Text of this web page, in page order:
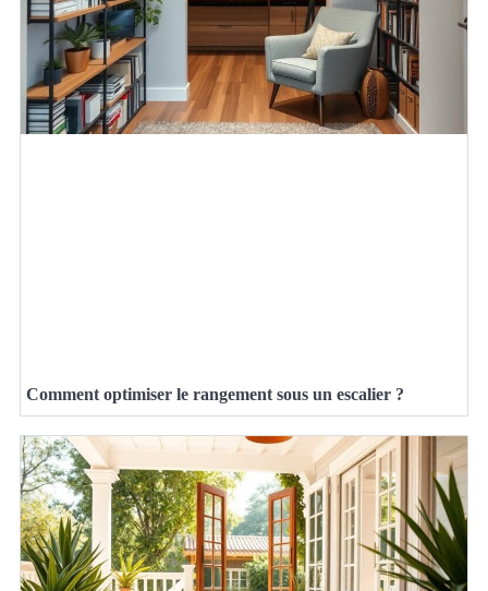
Comment optimiser le rangement sous un escalier ?